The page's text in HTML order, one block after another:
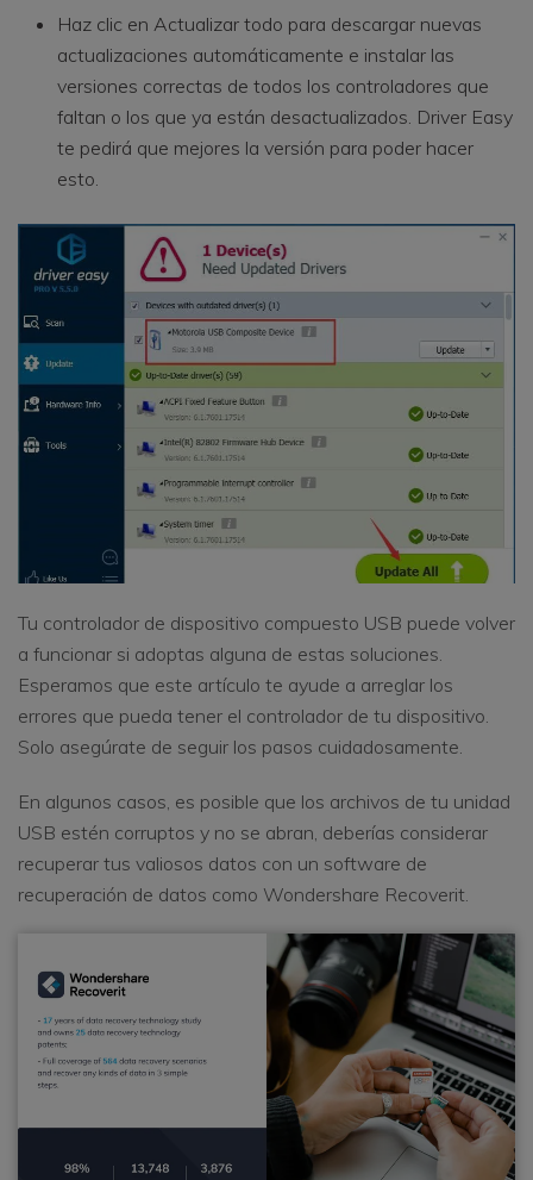
Haz clic en Actualizar todo para descargar nuevas
actualizaciones automáticamente e instalar las
versiones correctas de todos los controladores que
faltan o los que ya están desactualizados. Driver Easy
te pedirá que mejores la versión para poder hacer
esto.
Tu controlador de dispositivo compuesto USB puede volver
a funcionar si adoptas alguna de estas soluciones.
Esperamos que este artículo te ayude a arreglar los
errores que pueda tener el controlador de tu dispositivo.
Solo asegúrate de seguir los pasos cuidadosamente.
En algunos casos, es posible que los archivos de tu unidad
USB estén corruptos y no se abran, deberías considerar
recuperar tus valiosos datos con un software de
recuperación de datos como Wondershare Recoverit.